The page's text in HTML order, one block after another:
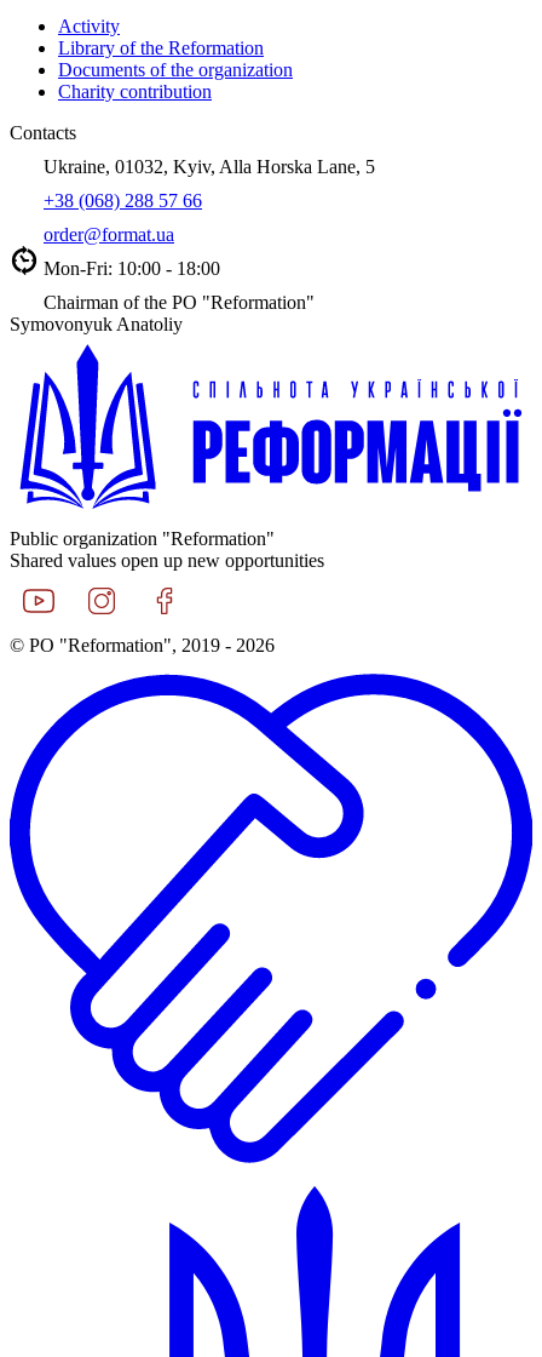
Activity
Library of the Reformation
Documents of the organization
Charity contribution
Contacts
Ukraine, 01032, Kyiv, Alla Horska Lane, 5
+38 (068) 288 57 66
order@format.ua
Mon-Fri: 10:00 - 18:00
Chairman of the PO "Reformation"
Symovonyuk Anatoliy
Public organization "Reformation"
Shared values open up new opportunities
© PO "Reformation", 2019 - 2026